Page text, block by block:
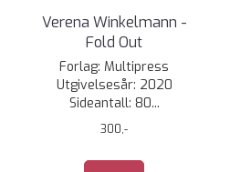
Verena Winkelmann -
Fold Out
Forlag: Multipress
Utgivelsesår: 2020
Sideantall: 80...
300,-